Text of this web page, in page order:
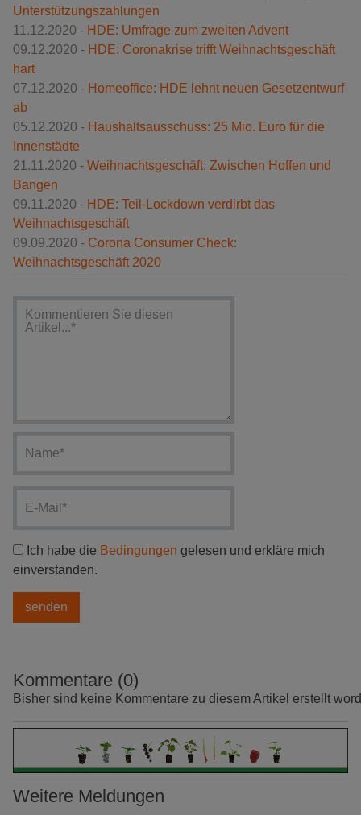
Unterstützungszahlungen
11.12.2020 - HDE: Umfrage zum zweiten Advent
09.12.2020 - HDE: Coronakrise trifft Weihnachtsgeschäft
hart
07.12.2020 - Homeoffice: HDE lehnt neuen Gesetzentwurf
ab
05.12.2020 - Haushaltsausschuss: 25 Mio. Euro für die
Innenstädte
21.11.2020 - Weihnachtsgeschäft: Zwischen Hoffen und
Bangen
09.11.2020 - HDE: Teil-Lockdown verdirbt das
Weihnachtsgeschäft
09.09.2020 - Corona Consumer Check:
Weihnachtsgeschäft 2020
Ich habe die Bedingungen gelesen und erkläre mich
einverstanden.
Kommentare (0)
Bisher sind keine Kommentare zu diesem Artikel erstellt
Weitere Meldungen